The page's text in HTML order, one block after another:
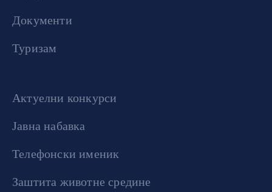
Документи
Туризам
Актуелни конкурси
Јавна набавка
Телефонски именик
Заштита животне средине